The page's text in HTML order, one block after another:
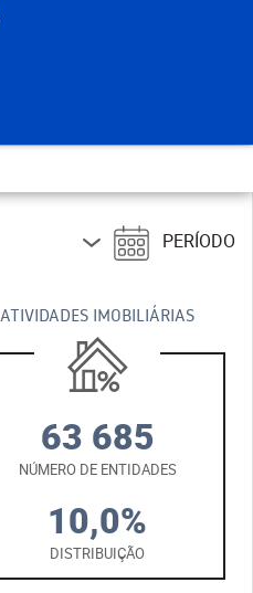
PERÍODO
ATIVIDADES IMOBILIÁRIAS
63 685
NÚMERO DE ENTIDADES
10,0%
DISTRIBUIÇÃO